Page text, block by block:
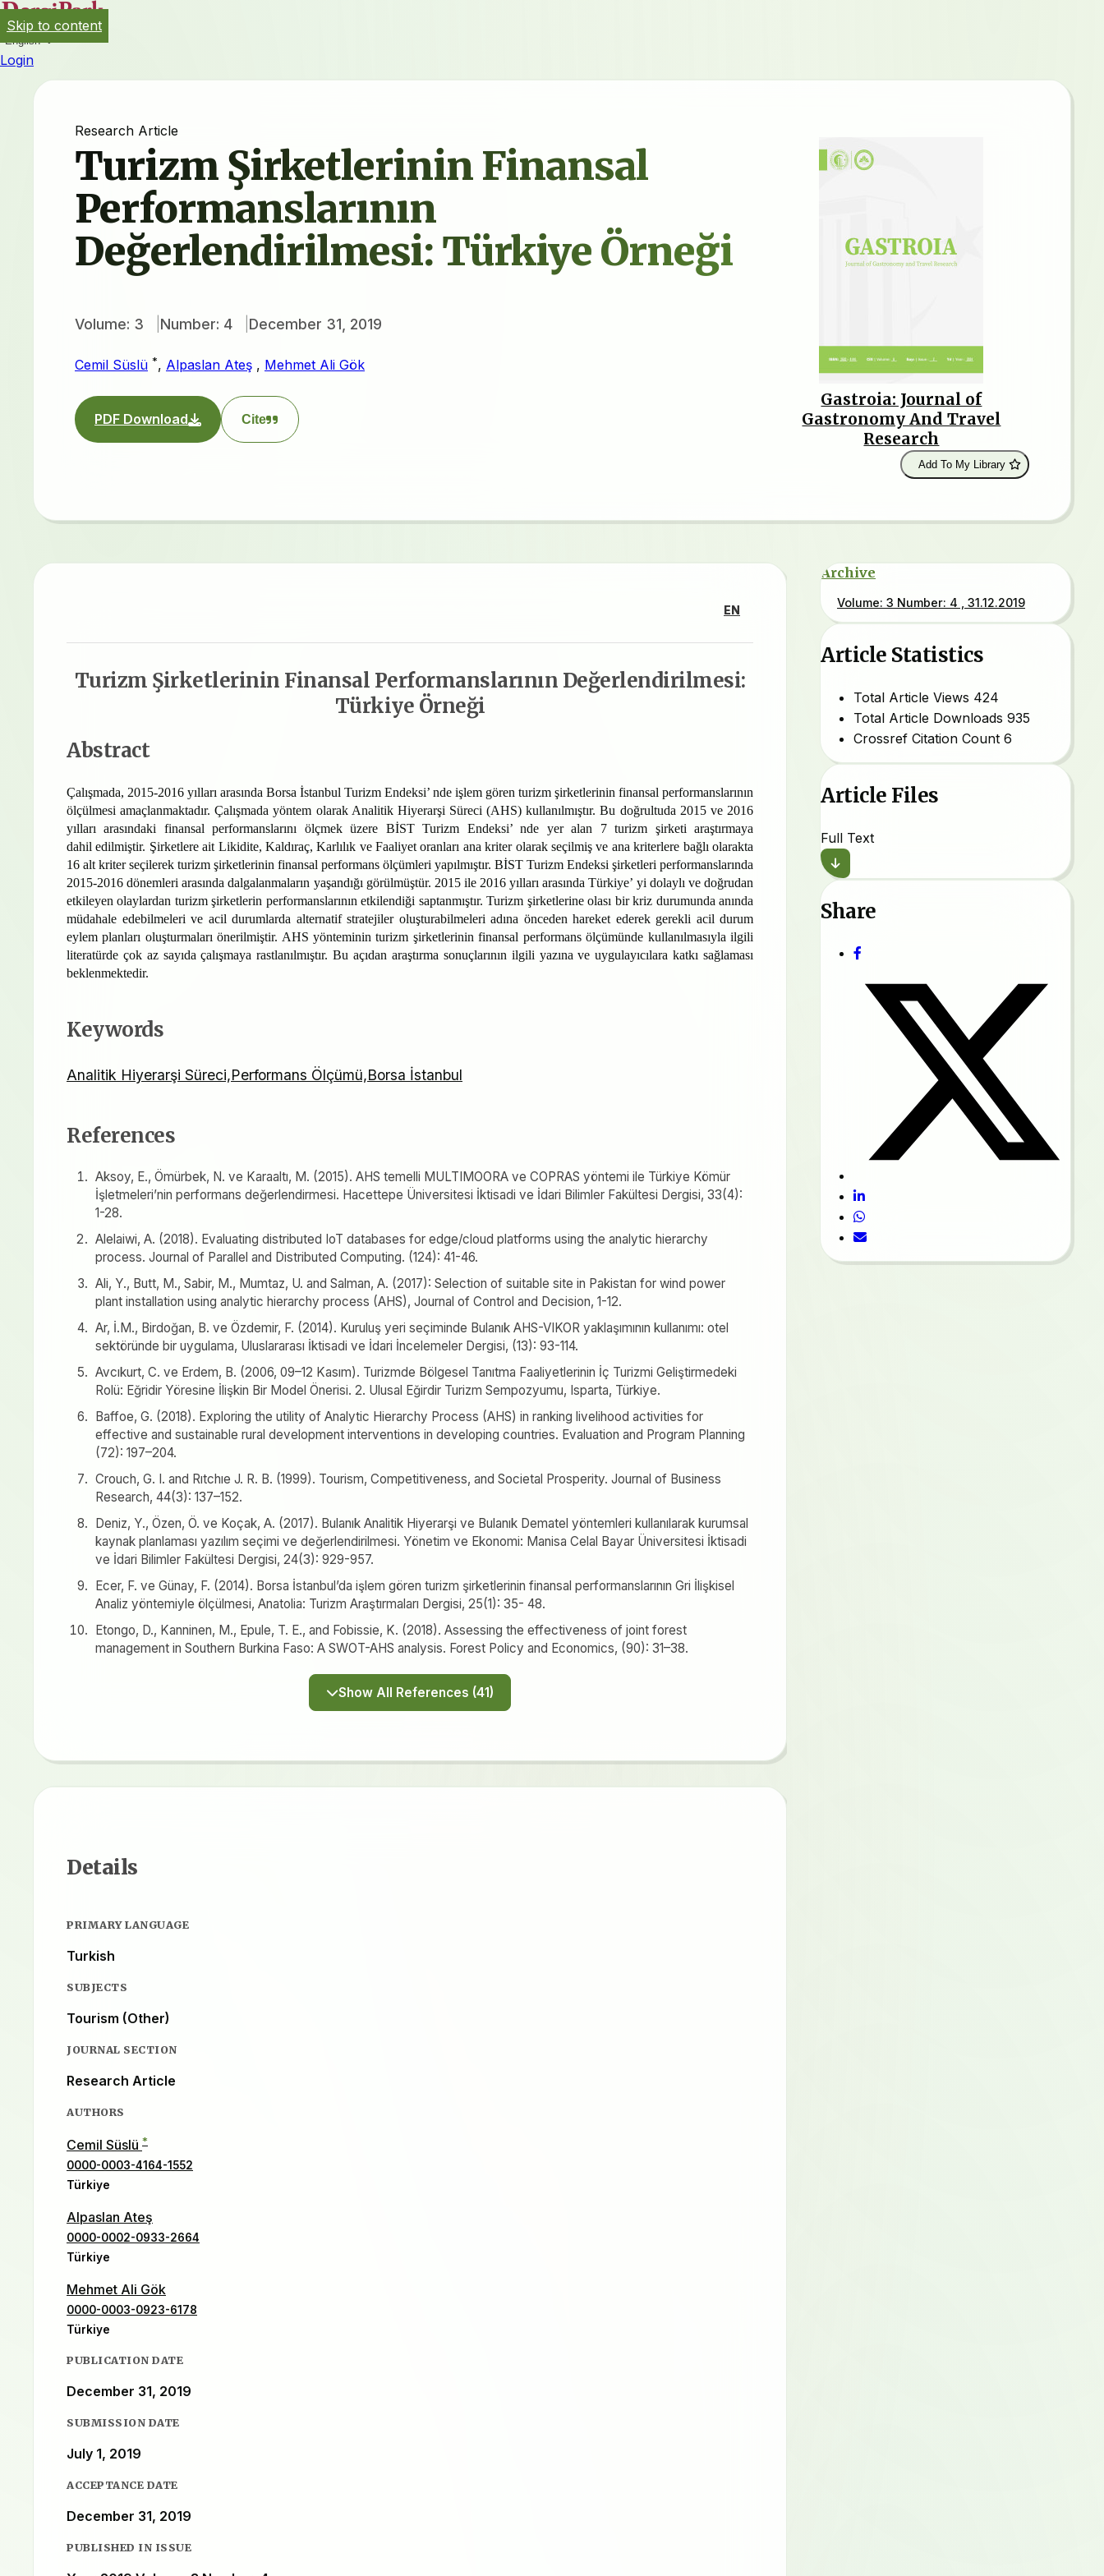
English
Login
Research Article
Turizm Şirketlerinin Finansal
Performanslarının
Değerlendirilmesi: Türkiye Örneği
Volume: 3 Number: 4 December 31, 2019
Cemil Süslü *, Alpaslan Ateş , Mehmet Ali Gök
PDF Download Cite
Gastroia: Journal of
Gastronomy And Travel
Research
Add To My Library
Skip to content
EN
Turizm Şirketlerinin Finansal Performanslarının Değerlendirilmesi:
Türkiye Örneği
Abstract
Çalışmada, 2015-2016 yılları arasında Borsa İstanbul Turizm Endeksi’ nde işlem gören turizm şirketlerinin finansal performanslarının
ölçülmesi amaçlanmaktadır. Çalışmada yöntem olarak Analitik Hiyerarşi Süreci (AHS) kullanılmıştır. Bu doğrultuda 2015 ve 2016
yılları arasındaki finansal performanslarını ölçmek üzere BİST Turizm Endeksi’ nde yer alan 7 turizm şirketi araştırmaya
dahil edilmiştir. Şirketlere ait Likidite, Kaldıraç, Karlılık ve Faaliyet oranları ana kriter olarak seçilmiş ve ana kriterlere bağlı olarakta
16 alt kriter seçilerek turizm şirketlerinin finansal performans ölçümleri yapılmıştır. BİST Turizm Endeksi şirketleri performanslarında
2015-2016 dönemleri arasında dalgalanmaların yaşandığı görülmüştür. 2015 ile 2016 yılları arasında Türkiye’ yi dolaylı ve doğrudan
etkileyen olaylardan turizm şirketlerin performanslarının etkilendiği saptanmıştır. Turizm şirketlerine olası bir kriz durumunda anında
müdahale edebilmeleri ve acil durumlarda alternatif stratejiler oluşturabilmeleri adına önceden hareket ederek gerekli acil durum
eylem planları oluşturmaları önerilmiştir. AHS yönteminin turizm şirketlerinin finansal performans ölçümünde kullanılmasıyla ilgili
literatürde çok az sayıda çalışmaya rastlanılmıştır. Bu açıdan araştırma sonuçlarının ilgili yazına ve uygulayıcılara katkı sağlaması
beklenmektedir.
Keywords
Analitik Hiyerarşi Süreci,Performans Ölçümü,Borsa İstanbul
References
Aksoy, E., Ömürbek, N. ve Karaaltı, M. (2015). AHS temelli MULTIMOORA ve COPRAS yöntemi ile Türkiye Kömür
İşletmeleri’nin performans değerlendirmesi. Hacettepe Üniversitesi İktisadi ve İdari Bilimler Fakültesi Dergisi, 33(4):
1-28.
Alelaiwi, A. (2018). Evaluating distributed IoT databases for edge/cloud platforms using the analytic hierarchy
process. Journal of Parallel and Distributed Computing. (124): 41-46.
Ali, Y., Butt, M., Sabir, M., Mumtaz, U. and Salman, A. (2017): Selection of suitable site in Pakistan for wind power
plant installation using analytic hierarchy process (AHS), Journal of Control and Decision, 1-12.
Ar, İ.M., Birdoğan, B. ve Özdemir, F. (2014). Kuruluş yeri seçiminde Bulanık AHS-VIKOR yaklaşımının kullanımı: otel
sektöründe bir uygulama, Uluslararası İktisadi ve İdari İncelemeler Dergisi, (13): 93-114.
Avcıkurt, C. ve Erdem, B. (2006, 09–12 Kasım). Turizmde Bölgesel Tanıtma Faaliyetlerinin İç Turizmi Geliştirmedeki
Rolü: Eğridir Yöresine İlişkin Bir Model Önerisi. 2. Ulusal Eğirdir Turizm Sempozyumu, Isparta, Türkiye.
Baffoe, G. (2018). Exploring the utility of Analytic Hierarchy Process (AHS) in ranking livelihood activities for
effective and sustainable rural development interventions in developing countries. Evaluation and Program Planning
(72): 197–204.
Crouch, G. I. and Rıtchıe J. R. B. (1999). Tourism, Competitiveness, and Societal Prosperity. Journal of Business
Research, 44(3): 137–152.
Deniz, Y., Özen, Ö. ve Koçak, A. (2017). Bulanık Analitik Hiyerarşi ve Bulanık Dematel yöntemleri kullanılarak kurumsal
kaynak planlaması yazılım seçimi ve değerlendirilmesi. Yönetim ve Ekonomi: Manisa Celal Bayar Üniversitesi İktisadi
ve İdari Bilimler Fakültesi Dergisi, 24(3): 929-957.
Ecer, F. ve Günay, F. (2014). Borsa İstanbul’da işlem gören turizm şirketlerinin finansal performanslarının Gri İlişkisel
Analiz yöntemiyle ölçülmesi, Anatolia: Turizm Araştırmaları Dergisi, 25(1): 35- 48.
Etongo, D., Kanninen, M., Epule, T. E., and Fobissie, K. (2018). Assessing the effectiveness of joint forest
management in Southern Burkina Faso: A SWOT-AHS analysis. Forest Policy and Economics, (90): 31–38.
Show All References (41)
Details
PRIMARY LANGUAGE
Turkish
SUBJECTS
Tourism (Other)
JOURNAL SECTION
Research Article
AUTHORS
Cemil Süslü *
0000-0003-4164-1552
Türkiye
Alpaslan Ateş
0000-0002-0933-2664
Türkiye
Mehmet Ali Gök
0000-0003-0923-6178
Türkiye
PUBLICATION DATE
December 31, 2019
SUBMISSION DATE
July 1, 2019
ACCEPTANCE DATE
December 31, 2019
PUBLISHED IN ISSUE
Archive
Volume: 3 Number: 4 , 31.12.2019
Article Statistics
Total Article Views 424
Total Article Downloads 935
Crossref Citation Count 6
Article Files
Full Text
Share